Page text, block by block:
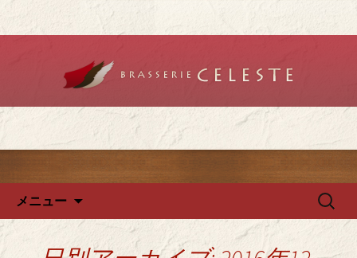
堺のフレンチ「ブラッスリー
セレスト」で、ランチ・ディ
ナーを
堺のフレンチ「ブラットリーセレス
ト」で記念日やデートを
メニュー
検